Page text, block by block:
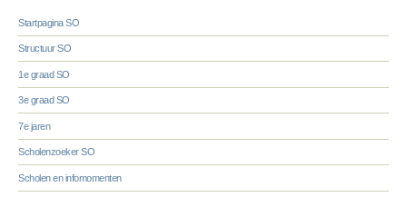
Startpagina SO
Structuur SO
1e graad SO
3e graad SO
7e jaren
Scholenzoeker SO
Scholen en infomomenten